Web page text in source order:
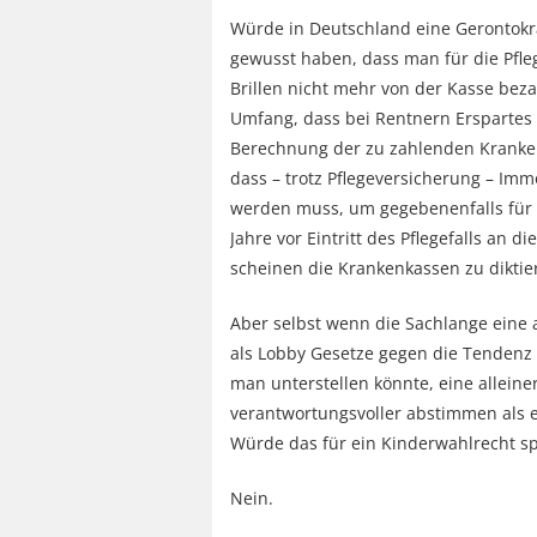
Würde in Deutschland eine
gewusst haben, dass man für die
Brillen nicht mehr von der Kasse
Umfang, dass bei Rentnern
Berechnung der zu zahlenden
dass – trotz Pflegeversicherung –
werden muss, um gegebenenfalls
Jahre vor Eintritt des Pflegefalls an
scheinen die Krankenkassen zu
Aber selbst wenn die Sachlange
als Lobby Gesetze gegen die
man unterstellen könnte, eine
verantwortungsvoller abstimmen als
Würde das für ein Kinderwahlrecht
Nein.